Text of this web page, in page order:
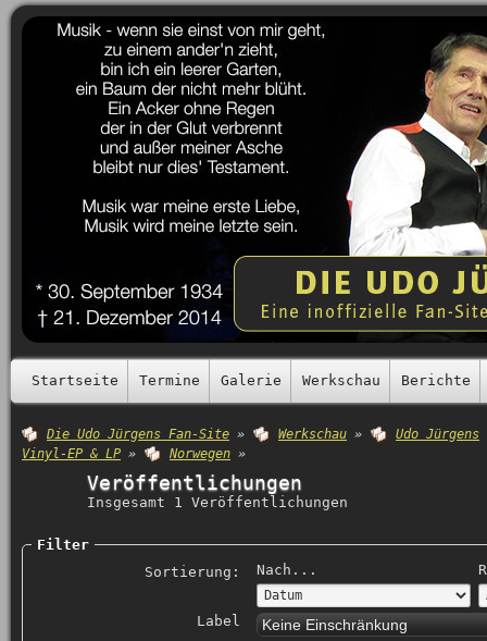
Startseite Termine Galerie Werkschau Berichte
Die Udo Jürgens Fan-Site » Werkschau » Udo Jürgens
Vinyl-EP & LP » Norwegen »
Veröffentlichungen
Insgesamt 1 Veröffentlichungen
Filter
Sortierung:
Nach...
Label Keine Einschränkung